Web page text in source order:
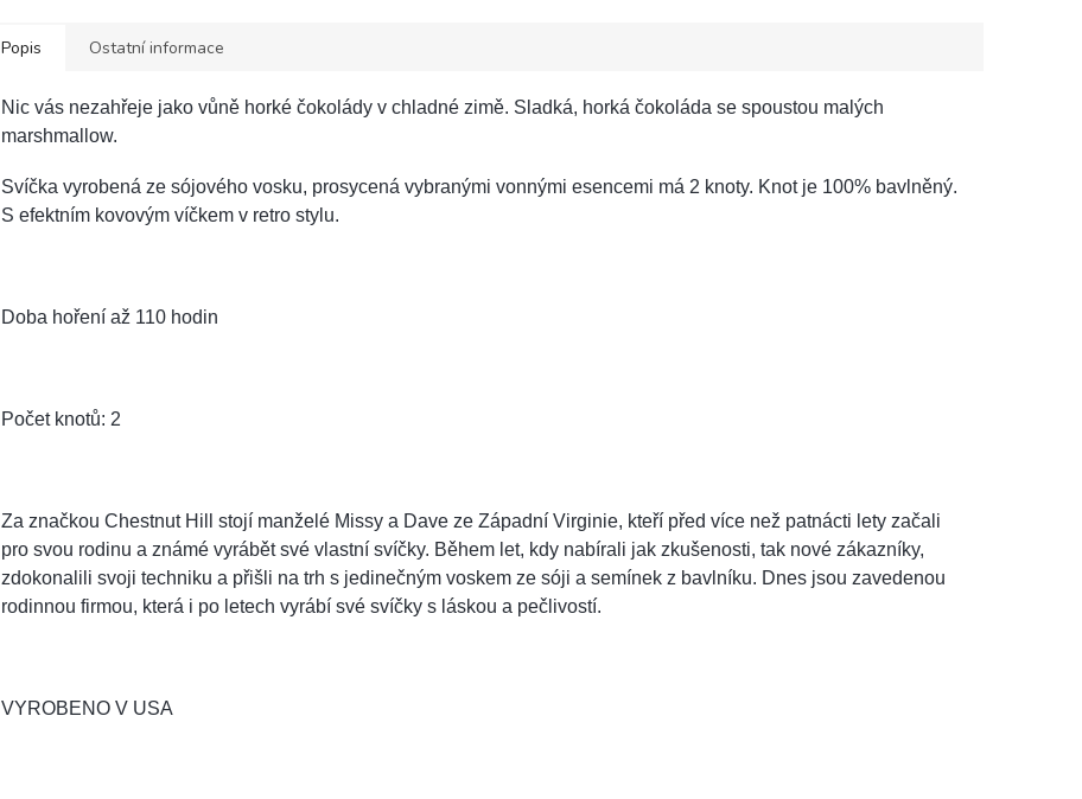
Popis Ostatní informace
Nic vás nezahřeje jako vůně horké čokolády v chladné zimě. Sladká, horká čokoláda se spoustou malých
marshmallow.
Svíčka vyrobená ze sójového vosku, prosycená vybranými vonnými esencemi má 2 knoty. Knot je 100% bavlněný.
S efektním kovovým víčkem v retro stylu.
Doba hoření až 110 hodin
Počet knotů: 2
Za značkou Chestnut Hill stojí manželé Missy a Dave ze Západní Virginie, kteří před více než patnácti lety začali
pro svou rodinu a známé vyrábět své vlastní svíčky. Během let, kdy nabírali jak zkušenosti, tak nové zákazníky,
zdokonalili svoji techniku a přišli na trh s jedinečným voskem ze sóji a semínek z bavlníku. Dnes jsou zavedenou
rodinnou firmou, která i po letech vyrábí své svíčky s láskou a pečlivostí.
VYROBENO V USA